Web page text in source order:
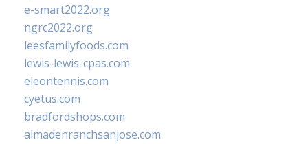
e-smart2022.org
ngrc2022.org
leesfamilyfoods.com
lewis-lewis-cpas.com
eleontennis.com
cyetus.com
bradfordshops.com
almadenranchsanjose.com